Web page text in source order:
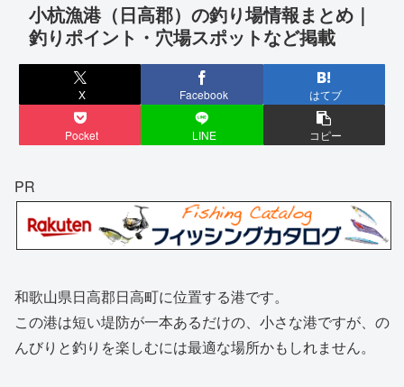
小杭漁港（日高郡）の釣り場情報まとめ｜
釣りポイント・穴場スポットなど掲載
X Facebook はてブ
Pocket LINE コピー
PR
和歌山県日高郡日高町に位置する港です。
この港は短い堤防が一本あるだけの、小さな港ですが、の
んびりと釣りを楽しむには最適な場所かもしれません。